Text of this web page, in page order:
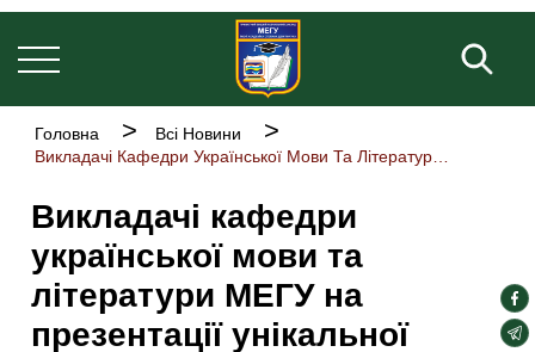
Перейти
до
основного
вмісту
Основна
Рядок
навіґації
Головна
Всі Новини
Викладачі кафедри
української мови та
літератури МЕГУ на
презентації унікальної